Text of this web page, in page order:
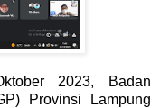
2023, Badan
Provinsi Lampung